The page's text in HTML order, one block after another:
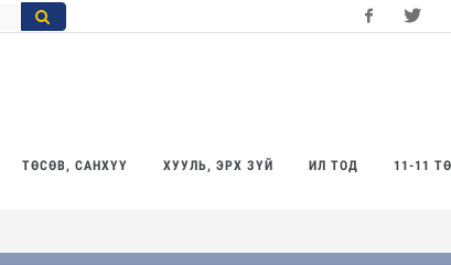
ТӨСӨВ, САНХҮҮ ХУУЛЬ, ЭРХ ЗҮЙ ИЛ ТОД 11-11